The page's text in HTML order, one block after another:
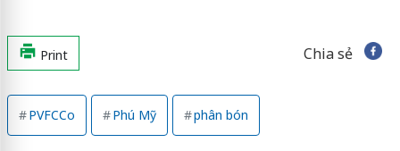
Print Chia sẻ
PVFCCo Phú Mỹ phân bón